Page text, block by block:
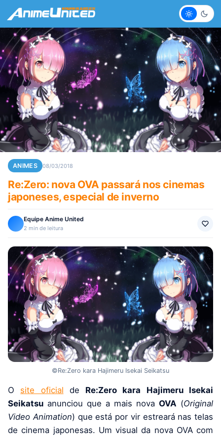
Claro
ANIMES 08/03/2018
Re:Zero: nova OVA passará nos cinemas
japoneses, especial de inverno
Equipe Anime United
2 min de leitura
©Re:Zero kara Hajimeru Isekai Seikatsu
O site oficial de Re:Zero kara Hajimeru Isekai
Seikatsu anunciou que a mais nova OVA (Original
Video Animation) que está por vir estreará nas telas
de cinema japonesas. Um visual da nova OVA com